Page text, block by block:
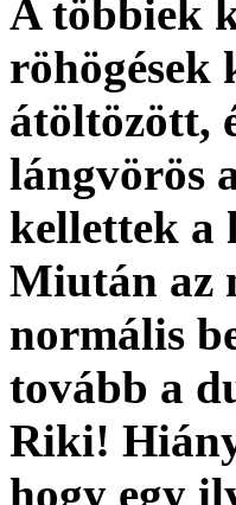
A többiek
röhögések
átöltözött,
lángvörös
kellettek a
Miután az
normális
tovább a
Riki!
hogy egy